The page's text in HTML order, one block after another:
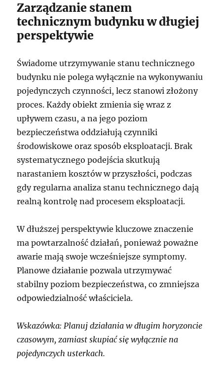
Zarządzanie stanem
technicznym budynku w długiej
perspektywie
Świadome utrzymywanie stanu technicznego
budynku nie polega wyłącznie na wykonywaniu
pojedynczych czynności, lecz stanowi złożony
proces. Każdy obiekt zmienia się wraz z
upływem czasu, a na jego poziom
bezpieczeństwa oddziałują czynniki
środowiskowe oraz sposób eksploatacji. Brak
systematycznego podejścia skutkują
narastaniem kosztów w przyszłości, podczas
gdy regularna analiza stanu technicznego dają
realną kontrolę nad procesem eksploatacji.
W dłuższej perspektywie kluczowe znaczenie
ma powtarzalność działań, ponieważ poważne
awarie mają swoje wcześniejsze symptomy.
Planowe działanie pozwala utrzymywać
stabilny poziom bezpieczeństwa, co zmniejsza
odpowiedzialność właściciela.
Wskazówka: Planuj działania w długim horyzoncie
czasowym, zamiast skupiać się wyłącznie na
pojedynczych usterkach.